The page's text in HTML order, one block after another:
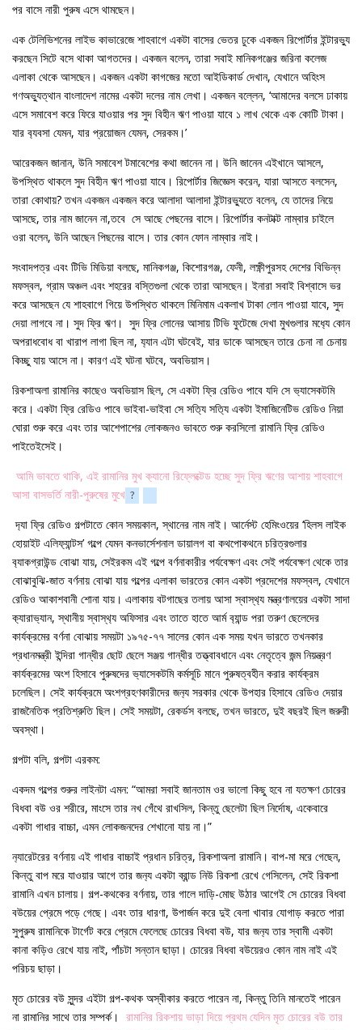
পর বাসে নারী পুরুষ এসে থামছেন।
এক টেলিভিশনের লাইভ কাভারেজে শাহবাগে একটা বাসের ভেতর ঢুকে একজন রিপোর্টার ইন্টারভ‍্যু
করছেন সিটে বসে থাকা আগতদের। একজন বলেন, তারা সবাই মানিকগঞ্জের জরিনা কলেজ
এলাকা থেকে আসছেন। একজন একটা কাগজের মতো আইডিকার্ড দেখান, যেখানে অহিংস
গণঅভ‍্যুত্থান বাংলাদেশ নামের একটা দলের নাম লেখা। একজন বল্লেন, ‘আমাদের বলসে ঢাকায়
এসে সমাবেশ করে ফিরে যাওয়ার পর সুদ বিহীন ঋণ পাওয়া যাবে ১ লাখ থেকে এক কোটি টাকা।
যার ব‍্যবসা যেমন, যার প্রয়োজন যেমন, সেরকম।’
আরেকজন জানান, উনি সমাবেশ টমাবেশের কথা জানেন না। উনি জানেন এইখানে আসলে,
উপস্থিত থাকলে সুদ বিহীন ঋণ পাওয়া যাবে। রিপোর্টার জিজ্ঞেস করেন, যারা আসতে বলসেন,
তারা কোথায়? তখন একজন একজন করে আলাদা আলাদা ইন্টারভ‍্যুতে বলেন, যে তাদের নিয়ে
আসছে, তার নাম জানেন না,তবে সে আছে পেছনের বাসে। রিপোর্টার কনটাক্ট নাম্বার চাইলে
ওরা বলেন, উনি আছেন পিছনের বাসে। তার কোন ফোন নাম্বার নাই।
সংবাদপত্র এবং টিভি মিডিয়া বলছে, মানিকগঞ্জ, কিশোরগঞ্জ, ফেনী, লক্ষ্ণীপুরসহ দেশের বিভিন্ন
মফস্বল, গ্রাম অঞ্চল এবং শহরের বস্তিগুলা থেকে তারা আসছেন। ইনারা সবাই বিশ্বাসে ভর
করে আসছেন যে শাহবাগে গিয়ে উপস্থিত থাকলে মিনিমাম একলাখ টাকা লোন পাওয়া যাবে, সুদ
দেয়া লাগবে না। সুদ ফ্রি ঋণ। সুদ ফ্রি লোনের আসায় টিভি ফুটেজে দেখা মুখগুলার মধ‍্যে কোন
অপরাধবোধ বা খারাপ লাগা ছিল না, য‍্যান এটা ঘটবেই, যার ডাকে আসছেন তারে চেনা না চেনায়
কিচ্ছু যায় আসে না। কারণ এই ঘটনা ঘটবে, অবভিয়াস।
রিকশাঅলা রামানির কাছেও অবভিয়াস ছিল, সে একটা ফ্রি রেডিও পাবে যদি সে ভ‍্যাসেকটমি
করে। একটা ফ্রি রেডিও পাবে ভাইবা-ভাইবা সে সত‍্যি সত‍্যি একটা ইমাজিনেটিভ রেডিও নিয়া
ঘোরা শুরু করে এবং তার আশেপাশের লোকজনও ভাবতে শুরু করসিলো রামানি ফ্রি রেডিও
পাইতেইসেই।
আমি ভাবতে থাকি, এই রামানির মুখ ক‍্যানো রিফ্লেক্টেড হচ্ছে সুদ ফ্রি ঋণের আশায় শাহবাগে
আসা বাসভর্তি নারী-পুরুষের মুখে ?
দ‍্যা ফ্রি রেডিও গল্পটাতে কোন সময়কাল, স্থানের নাম নাই। আর্নেস্ট হেমিংওয়ের ‘হিলস লাইক
হোয়াইট এলিফ‍্যান্টস’ গল্পে যেমন কনভার্সেশনাল ডায়ালগ বা কথপোকথনে চরিত্রগুলার
ব‍্যাকগ্রাউন্ড বোঝা যায়, সেইরকম এই গল্পে বর্ণনাকারীর পর্যবেক্ষণ এবং সেই পর্যবেক্ষণ থেকে তার
বোঝাবুঝি-জাত বর্ণনায় বোঝা যায় গল্পের এলাকা ভারতের কোন একটা প্রদেশের মফস্বল, যেখানে
রেডিও আকাশবানী শোনা যায়। এলাকায় বটগাছের তলায় আসা স্বাস্থ‍্য মন্ত্রণালয়ের একটা সাদা
ক‍্যারাভ‍্যান, স্থানীয় স্বাস্থ‍্য অফিসার এবং তাতে হাতে আর্ম ব‍্যান্ড পরা তরুণ ছেলেদের
কার্যক্রমের বর্ণনা বোঝায় সময়টা ১৯৭৫-৭৭ সালের কোন এক সময় যখন ভারতে তখনকার
প্রধানমন্ত্রী ইন্দিরা গান্ধীর ছোট ছেলে সঞ্জয় গান্ধীর তত্ত্বাবধানে এবং নেতৃত্বে জন্ম নিয়ন্ত্রণ
কার্যক্রমের অংশ হিসাবে পুরুষদের ভ‍্যাসেকটমি কর্মসূচি মানে পুরুষত্বহীন করার কার্যক্রম
চলেছিল। সেই কার্যক্রমে অংশগ্রহণকারীদের জন‍্য সরকার থেকে উপহার হিসাবে রেডিও দেয়ার
রাজনৈতিক প্রতিশ্রুতি ছিল। সেই সময়টা, রেকর্ডস বলছে, তখন ভারতে, দুই বছরই ছিল জরুরী
অবস্থা।
গল্পটা বলি, গল্পটা এরকম:
একদম গল্পের শুরুর লাইনটা এমন: “আমরা সবাই জানতাম ওর ভালো কিছু হবে না যতক্ষণ চোরের
বিধবা বউ ওর শরীরে, মাংসে তার নখ গেঁথে রাখসিল, কিন্তু ছেলেটা ছিল নির্দোষ, একেবারে
একটা গাধার বাচ্চা, এমন লোকজনদের শেখানো যায় না।”
ন‍্যারেটরের বর্ণনায় এই গাধার বাচ্চাই প্রধান চরিত্র, রিকশাঅলা রামানি। বাপ-মা মরে গেছেন,
কিন্তু বাপ মরে যাওয়ার আগে তার জন‍্য একটা ব্রান্ড নিউ রিকশা রেখে গেসিলেন, সেই রিকশা
রামানি এখন চালায়। গল্প-কথকের বর্ণনায়, তার গালে দাড়ি-মোছ উঠার আগেই সে চোরের বিধবা
বউয়ের প্রেমে পড়ে গেছে। এবং তার ধারণা, উপার্জন করে দুই বেলা খাবার যোগাড় করতে পারা
সুপুরুষ রামানিকে টার্গেট করে প্রেমে ফেলেছে চোরের বিধবা বউ, যার জন‍্য তার স্বামী একটা
কানা কড়িও রেখে যায় নাই, পাঁচটা সন্তান ছাড়া। চোরের বিধবা বউয়েরও কোন নাম নাই এই
পরিচয় ছাড়া।
মৃত চোরের বউ সুন্দর এইটা গল্প-কথক অস্বীকার করতে পারেন না, কিন্তু তিনি মানতেই পারেন
না রামানির সাথে তার সম্পর্ক। রামানির রিকশায় ভাড়া দিয়ে প্রথম যেদিন মৃত চোরের বউ তার